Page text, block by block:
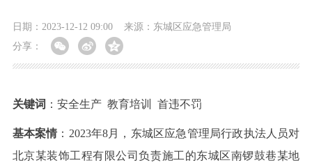
日期：2023-12-12 09:00
来源：东城区应急管理局
分享：
关键词 ：安全生产 教育培训 首违不罚
基本案情：2023年8月，东城区应急管理局行政执法人员对
北京某装饰工程有限公司负责施工的东城区南锣鼓巷某地